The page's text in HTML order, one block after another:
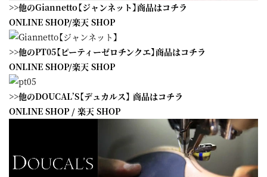
>>他のGiannetto【ジャンネット】商品はコチラ
ONLINE SHOP/楽天 SHOP
>>他のPT05【ピーティーゼロチンクエ】商品はコチラ
ONLINE SHOP/楽天 SHOP
>>他のDOUCAL’S【デュカルス】 商品はコチラ
ONLINE SHOP / 楽天 SHOP